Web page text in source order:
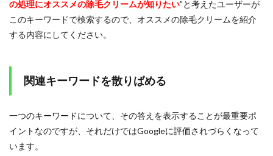
の処理にオススメの除毛クリームが知りたい”と考えたユーザーが
このキーワードで検索するので、オススメの除毛クリームを紹介
する内容にしてください。
関連キーワードを散りばめる
一つのキーワードについて、その答えを表示することが最重要ポ
イントなのですが、それだけではGoogleに評価されづらくなって
います。